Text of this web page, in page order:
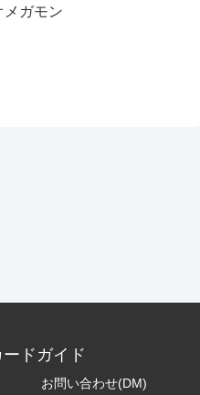
メガモン
ドガイド
お問い合わせ(DM)